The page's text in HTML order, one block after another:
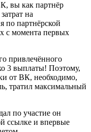
вы как партнёр
на
по партнёрской
с момента первых
привлечённого
3 выплаты! Поэтому,
от ВК, необходимо,
тратил максимальный
по участие он
ссылке и впервые